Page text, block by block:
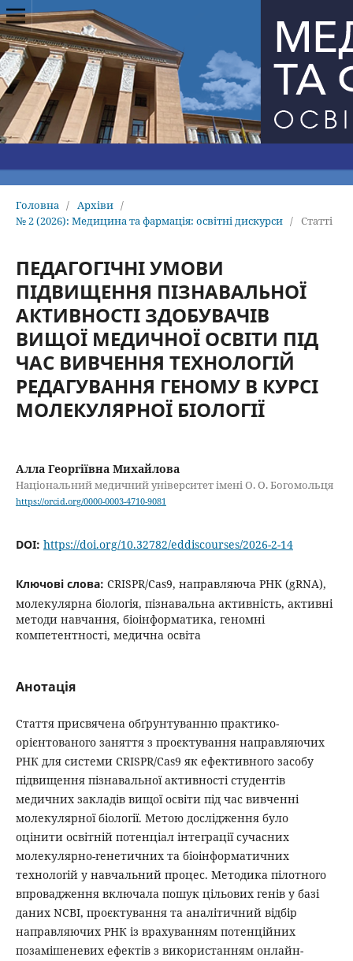
Головна / Архіви /
№ 2 (2026): Медицина та фармацiя: освiтнi дискурси / Статті
ПЕДАГОГІЧНІ УМОВИ
ПІДВИЩЕННЯ ПІЗНАВАЛЬНОЇ
АКТИВНОСТІ ЗДОБУВАЧІВ
ВИЩОЇ МЕДИЧНОЇ ОСВІТИ ПІД
ЧАС ВИВЧЕННЯ ТЕХНОЛОГІЙ
РЕДАГУВАННЯ ГЕНОМУ В КУРСІ
МОЛЕКУЛЯРНОЇ БІОЛОГІЇ
Алла Георгіївна Михайлова
Національний медичний університет імені О. О. Богомольця
https://orcid.org/0000-0003-4710-9081
DOI: https://doi.org/10.32782/eddiscourses/2026-2-14
Ключові слова: CRISPR/Cas9, направляюча РНК (gRNA),
молекулярна біологія, пізнавальна активність, активні
методи навчання, біоінформатика, геномні
компетентності, медична освіта
Анотація
Стаття присвячена обґрунтуванню практико-
орієнтованого заняття з проєктування направляючих
РНК для системи CRISPR/Cas9 як ефективного засобу
підвищення пізнавальної активності студентів
медичних закладів вищої освіти під час вивченні
молекулярної біології. Метою дослідження було
оцінити освітній потенціал інтеграції сучасних
молекулярно-генетичних та біоінформатичних
технологій у навчальний процес. Методика пілотного
впровадження включала пошук цільових генів у базі
даних NCBI, проєктування та аналітичний відбір
направляючих РНК із врахуванням потенційних
позамішеневих ефектів з використанням онлайн-